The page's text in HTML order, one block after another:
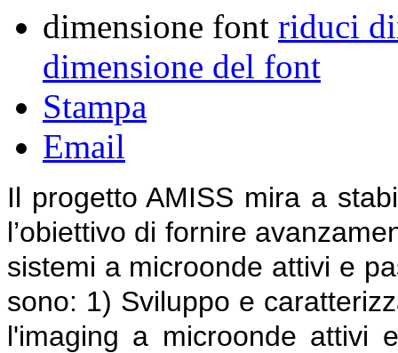
dimensione font riduci
dimensione del font
Stampa
Email
Il progetto AMISS mira a
l’obiettivo di fornire
sistemi a microonde attivi e
sono: 1) Sviluppo e
l'imaging a microonde attivi